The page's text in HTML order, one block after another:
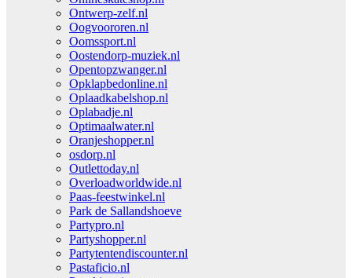
Ontwerp-zelf.nl
Oogvoororen.nl
Oomssport.nl
Oostendorp-muziek.nl
Opentopzwanger.nl
Opklapbedonline.nl
Oplaadkabelshop.nl
Oplabadje.nl
Optimaalwater.nl
Oranjeshopper.nl
osdorp.nl
Outlettoday.nl
Overloadworldwide.nl
Paas-feestwinkel.nl
Park de Sallandshoeve
Partypro.nl
Partyshopper.nl
Partytentendiscounter.nl
Pastaficio.nl